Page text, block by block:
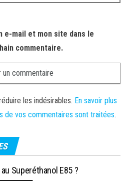
e-mail et mon site dans le
commentaire.
les indésirables. En savoir plus
de vos commentaires sont traitées.
Superéthanol E85 ?